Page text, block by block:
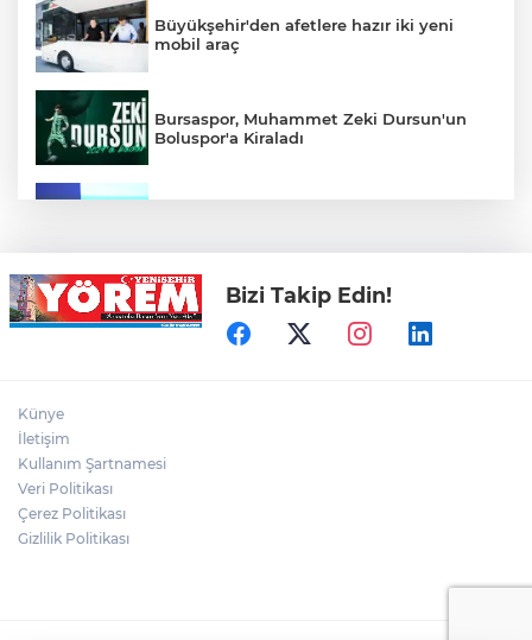
Büyükşehir'den afetlere hazır iki yeni
mobil araç
Bursaspor, Muhammet Zeki Dursun'un
Boluspor'a Kiraladı
Bursa'nın Temmuz ayı ihracatı 3 milyar
914 milyon dolara ulaştı
Bizi Takip Edin!
Künye
İletişim
Kullanım Şartnamesi
Veri Politikası
Çerez Politikası
Gizlilik Politikası